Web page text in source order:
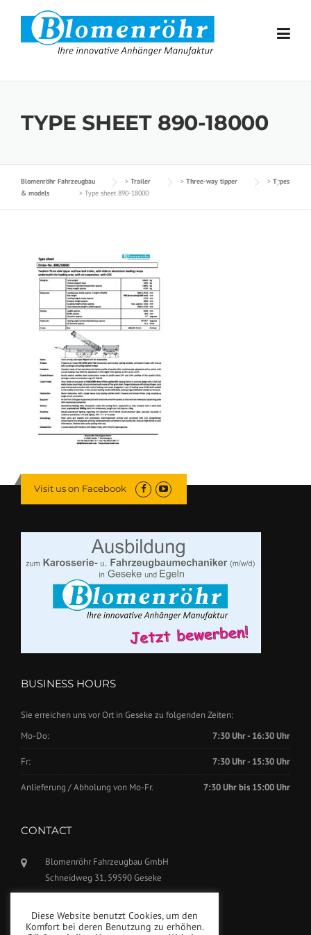
Skip to content
TYPE SHEET 890-18000
Blomenröhr Fahrzeugbau > Trailer > Three-way tipper > Types
& models
> Type sheet 890-18000
Visit us on Facebook
BUSINESS HOURS
Sie erreichen uns vor Ort in Geseke zu folgenden Zeiten:
Mo-Do:
7:30 Uhr - 16:30 Uhr
Fr: 7:30 Uhr - 15:30 Uhr
Anlieferung / Abholung von Mo-Fr. 7:30 Uhr bis 15:00 Uhr
CONTACT
Blomenröhr Fahrzeugbau GmbH
Schneidweg 31, 59590 Geseke
Fax: +49(0)2942-5799777
Diese Website benutzt Cookies, um den
Komfort bei deren Benutzung zu erhöhen.